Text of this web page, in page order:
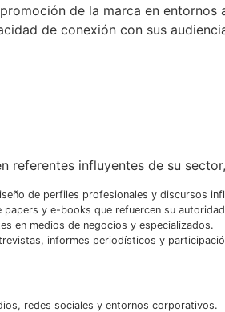
de la marca en
de conexión con sus
referentes influyentes de su
de perfiles profesionales y discursos
y e-books que refuercen su
en medios de negocios y especializados.
informes periodísticos y
redes sociales y entornos corporativos.